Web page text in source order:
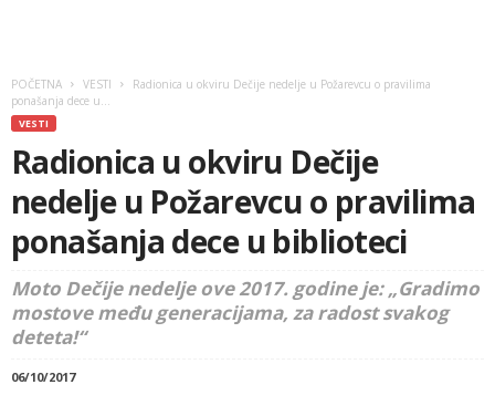
POČETNA VESTI
Radionica u okviru Dečije nedelje u Požarevcu o pravilima
ponašanja dece u...
VESTI
Radionica u okviru Dečije
nedelje u Požarevcu o pravilima
ponašanja dece u biblioteci
Moto Dečije nedelje ove 2017. godine je: „Gradimo
mostove među generacijama, za radost svakog
deteta!“
06/10/2017